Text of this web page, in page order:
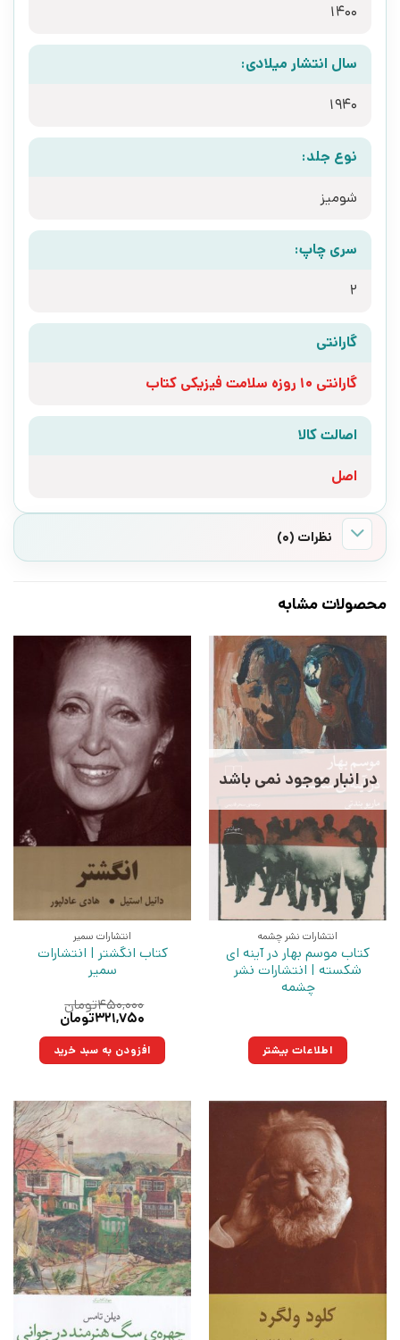
1400
سال انتشار میلادی:
1940
نوع جلد:
شومیز
سری چاپ:
2
گارانتی
گارانتی 10 روزه سلامت فیزیکی کتاب
اصالت کالا
اصل
نظرات (0)
محصولات مشابه
در انبار موجود نمی باشد
انتشارات نشر چشمه
کتاب موسم بهار در آینه ای
شکسته | انتشارات نشر
چشمه
اطلاعات بیشتر
انتشارات سمیر
کتاب انگشتر | انتشارات
سمیر
۴۵۰,۰۰۰تومان
قیمت
۴۵۰,۰۰۰تومان
بود.
۳۲۱,۷۵۰تومان
۳۲۱,۷۵۰تومان.افزودن به سبد خرید